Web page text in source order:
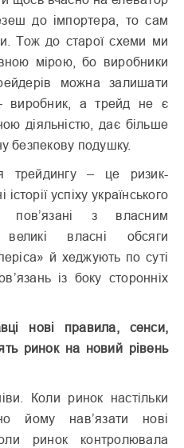
до імпортера, то сам
Тож до старої схеми ми
мірою, бо виробники
можна залишати
а трейд не є
діяльністю, дає більше
безпекову подушку.
трейдингу – це ризик-
успіху українського
пов’язані з власним
власні обсяги
й хеджують по суті
із боку сторонніх
нові правила, сенси,
ринок на новий рівень
Коли ринок настільки
йому нав’язати нові
ринок контролювала